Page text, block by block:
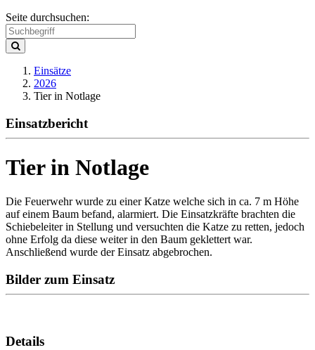
Seite durchsuchen:
Einsätze
2026
Tier in Notlage
Einsatzbericht
Tier in Notlage
Die Feuerwehr wurde zu einer Katze welche sich in ca. 7 m Höhe
auf einem Baum befand, alarmiert. Die Einsatzkräfte brachten die
Schiebeleiter in Stellung und versuchten die Katze zu retten, jedoch
ohne Erfolg da diese weiter in den Baum geklettert war.
Anschließend wurde der Einsatz abgebrochen.
Bilder zum Einsatz
Details